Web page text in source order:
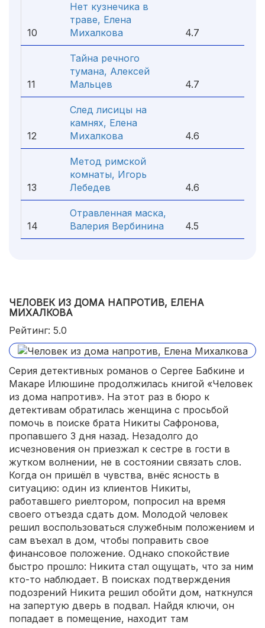
10
Нет кузнечика в
траве, Елена
Михалкова
4.7
11
Тайна речного
тумана, Алексей
Мальцев
4.7
12
След лисицы на
камнях, Елена
Михалкова
4.6
13
Метод римской
комнаты, Игорь
Лебедев
4.6
14
Отравленная маска,
Валерия Вербинина
4.5
ЧЕЛОВЕК ИЗ ДОМА НАПРОТИВ, ЕЛЕНА
МИХАЛКОВА
Рейтинг: 5.0
Серия детективных романов о Сергее Бабкине и
Макаре Илюшине продолжилась книгой «Человек
из дома напротив». На этот раз в бюро к
детективам обратилась женщина с просьбой
помочь в поиске брата Никиты Сафронова,
пропавшего 3 дня назад. Незадолго до
исчезновения он приезжал к сестре в гости в
жутком волнении, не в состоянии связать слов.
Когда он пришёл в чувства, внёс ясность в
ситуацию: один из клиентов Никиты,
работавшего риелтором, попросил на время
своего отъезда сдать дом. Молодой человек
решил воспользоваться служебным положением и
сам въехал в дом, чтобы поправить свое
финансовое положение. Однако спокойствие
быстро прошло: Никита стал ощущать, что за ним
кто-то наблюдает. В поисках подтверждения
подозрений Никита решил обойти дом, наткнулся
на запертую дверь в подвал. Найдя ключи, он
попадает в помещение, находит там